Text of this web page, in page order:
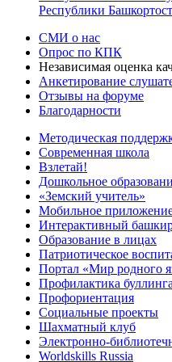
Республики
СМИ о нас
Опрос по КПК
Независимая оценка
Анкетирование
Отзывы на форуме
Благодарности
Методическая
Современная школа
Взлетай!
Дошкольное
«Земский учитель»
Мобильное
Интерактивный
Образование в лицах
Патриотическое
Портал «Мир родного
Профилактика буллинга
Профориентация
Социальные проекты
Шахматный клуб
Электронно-
Worldskills Russia